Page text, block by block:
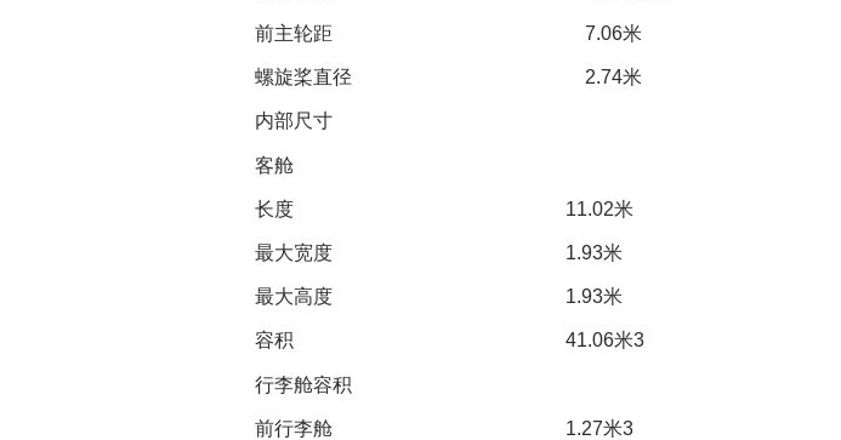
前主轮距 7.06米
螺旋桨直径 2.74米
内部尺寸
客舱
长度 11.02米
最大宽度 1.93米
最大高度 1.93米
容积 41.06米3
行李舱容积
前行李舱 1.27米3